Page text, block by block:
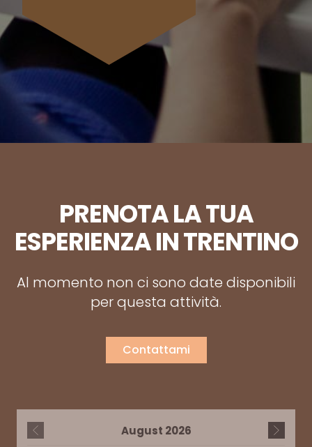
PRENOTA LA TUA
ESPERIENZA IN TRENTINO
Al momento non ci sono date disponibili
per questa attività.
Contattami
August 2026